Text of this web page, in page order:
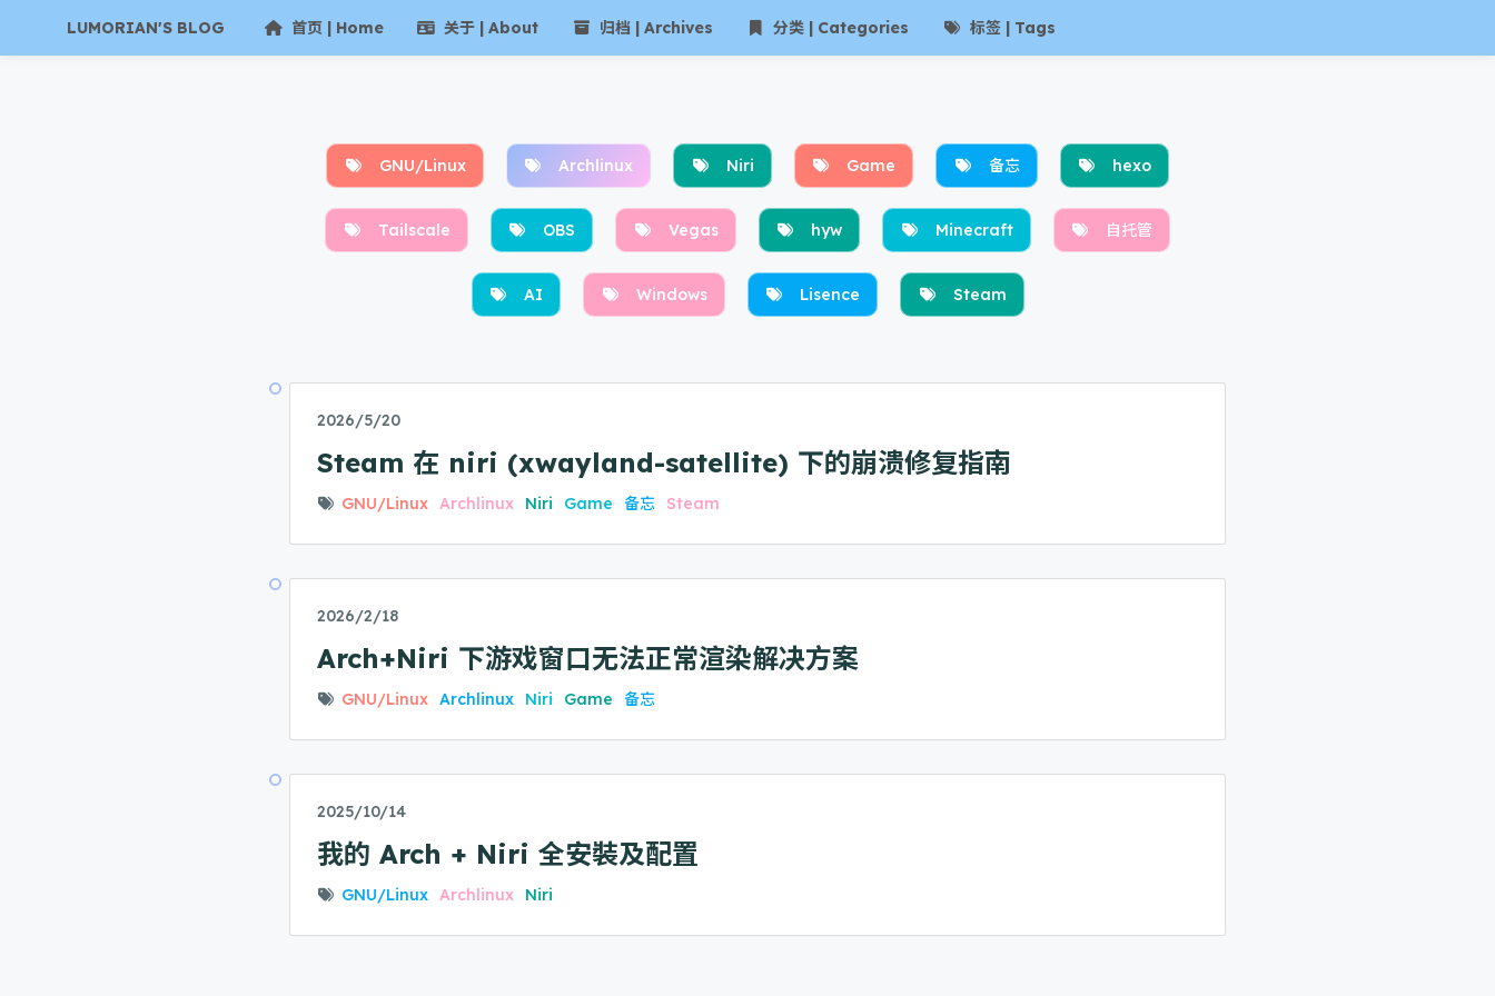
LUMORIAN'S BLOG 首页 | Home 关于 | About 归档 | Archives 分类 | Categories 标签 | Tags
GNU/Linux Archlinux Niri Game 备忘 hexo
Tailscale OBS Vegas hyw Minecraft 自托管
AI Windows Lisence Steam
2026/5/20
Steam 在 niri (xwayland-satellite) 下的崩溃修复指南
GNU/Linux Archlinux Niri Game 备忘 Steam
2026/2/18
Arch+Niri 下游戏窗口无法正常渲染解决方案
GNU/Linux Archlinux Niri Game 备忘
2025/10/14
我的 Arch + Niri 全安裝及配置
GNU/Linux Archlinux Niri